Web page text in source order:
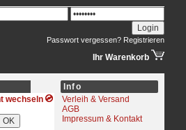
Passwort vergessen? Registrieren
Ihr Warenkorb
wechseln
Info
Verleih & Versand
AGB
Impressum & Kontakt